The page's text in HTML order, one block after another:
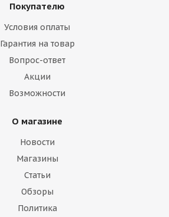
Покупателю
Условия оплаты
Гарантия на товар
Вопрос-ответ
Акции
Возможности
О магазине
Новости
Магазины
Статьи
Обзоры
Политика